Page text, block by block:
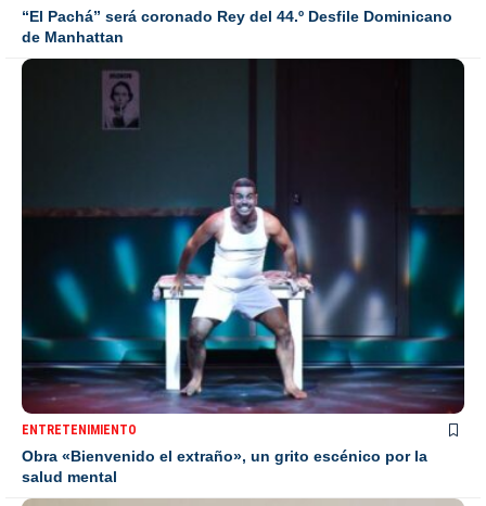
“El Pachá” será coronado Rey del 44.º Desfile Dominicano
de Manhattan
ENTRETENIMIENTO
Obra «Bienvenido el extraño», un grito escénico por la
salud mental